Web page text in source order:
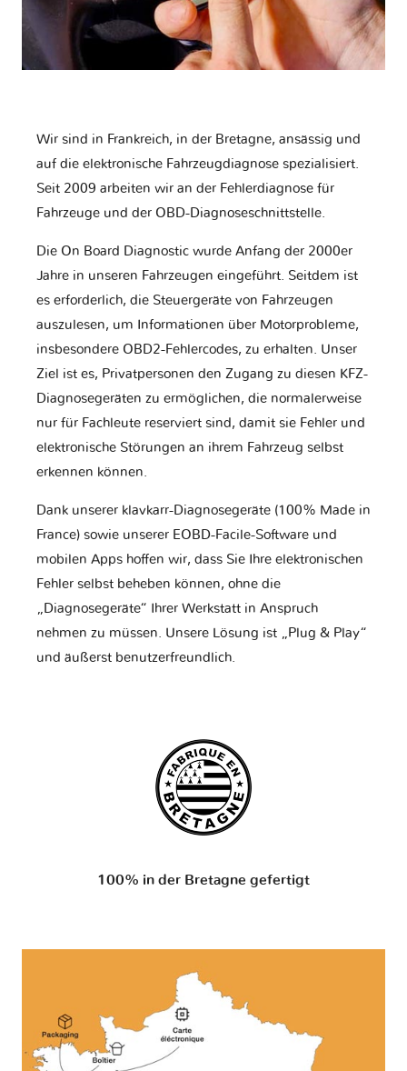
Wir sind in Frankreich, in der Bretagne, ansässig und
auf die elektronische Fahrzeugdiagnose spezialisiert.
Seit 2009 arbeiten wir an der Fehlerdiagnose für
Fahrzeuge und der OBD-Diagnoseschnittstelle.
Die On Board Diagnostic wurde Anfang der 2000er
Jahre in unseren Fahrzeugen eingeführt. Seitdem ist
es erforderlich, die Steuergeräte von Fahrzeugen
auszulesen, um Informationen über Motorprobleme,
insbesondere OBD2-Fehlercodes, zu erhalten. Unser
Ziel ist es, Privatpersonen den Zugang zu diesen KFZ-
Diagnosegeräten zu ermöglichen, die normalerweise
nur für Fachleute reserviert sind, damit sie Fehler und
elektronische Störungen an ihrem Fahrzeug selbst
erkennen können.
Dank unserer klavkarr-Diagnosegeräte (100% Made in
France) sowie unserer EOBD-Facile-Software und
mobilen Apps hoffen wir, dass Sie Ihre elektronischen
Fehler selbst beheben können, ohne die
„Diagnosegeräte“ Ihrer Werkstatt in Anspruch
nehmen zu müssen. Unsere Lösung ist „Plug & Play“
und äußerst benutzerfreundlich.
100% in der Bretagne gefertigt